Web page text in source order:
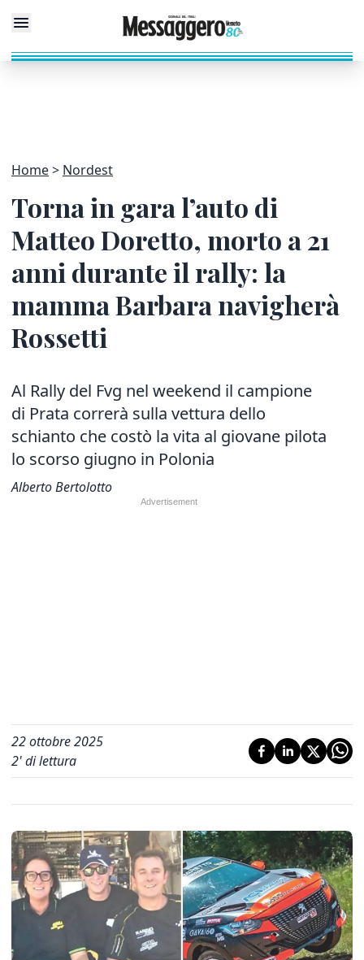
Home Nordest
Torna in gara l’auto di
Matteo Doretto, morto a 21
anni durante il rally: la
mamma Barbara navigherà
Rossetti
Al Rally del Fvg nel weekend il campione
di Prata correrà sulla vettura dello
schianto che costò la vita al giovane pilota
lo scorso giugno in Polonia
Alberto Bertolotto
22 ottobre 2025
2' di lettura